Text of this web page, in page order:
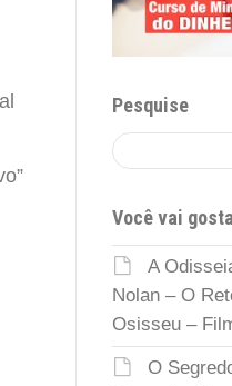
Pesquise
Você vai
A
Nolan – O
Osisseu –
O